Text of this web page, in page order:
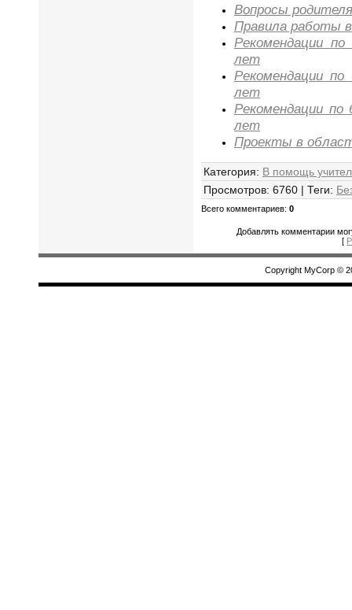
Вопросы
Правила работы
Рекомендации
лет
Рекомендации
лет
Рекомендации
лет
Проекты в
Категория: В помощь
Просмотров: 6760 | Теги:
Всего комментариев: 0
Добавлять комментарии
[
Copyright MyCorp ©